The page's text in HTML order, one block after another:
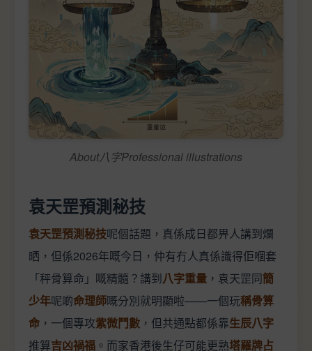
About八字Professional illustrations
袁天罡預測秘技
袁天罡預測秘技呢個話題，真係成日都畀人講到爛
晒，但係2026年嘅今日，仲有冇人真係識得佢嗰套
「秤骨算命」嘅精髓？講到八字重量 ，袁天罡同簡
少年呢啲命理師嘅分別就明顯啦——一個玩稱骨算
命 ，一個專攻紫微鬥數 ，但共通點都係靠生辰八字
推算吉凶禍福 。而家香港後生仔可能更熟塔羅牌占